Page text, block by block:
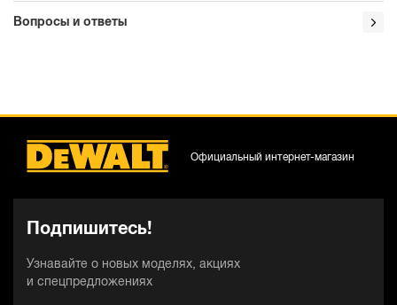
Вопросы и ответы
Подпишитесь!
Узнавайте о новых моделях, акциях
и спецпредложениях
Официальный интернет-магазин